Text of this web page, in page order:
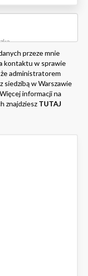
przeze mnie
kontaktu w sprawie
administratorem
siedzibą w Warszawie
informacji na
znajdziesz TUTAJ